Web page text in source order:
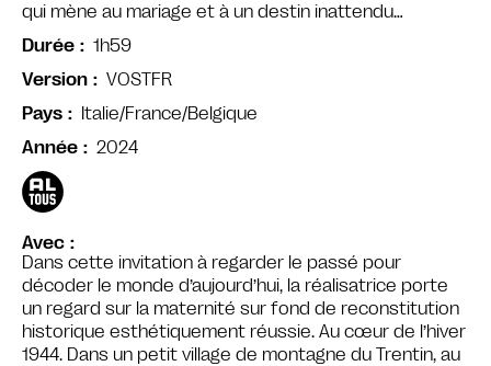
Avec
Dans cette invitation à regarder le passé pour
décoder le monde d’aujourd’hui, la réalisatrice porte
un regard sur la maternité sur fond de reconstitution
historique esthétiquement réussie. Au cœur de l’hiver
1944. Dans un petit village de montagne du Trentin, au
qui mène au mariage et à un destin inattendu…
Durée
1h59
Version
VOSTFR
Pays
Italie/France/Belgique
Année
2024